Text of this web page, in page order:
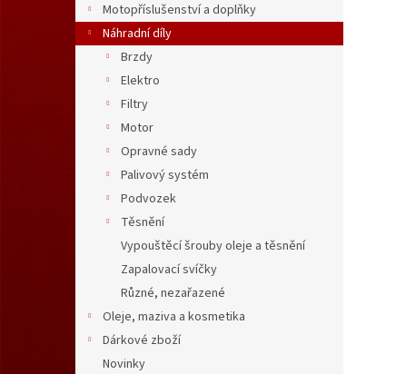
Motopříslušenství a doplňky
Náhradní díly
Brzdy
Elektro
Filtry
Motor
Opravné sady
Palivový systém
Podvozek
Těsnění
Vypouštěcí šrouby oleje a těsnění
Zapalovací svíčky
Různé, nezařazené
Oleje, maziva a kosmetika
Dárkové zboží
Novinky